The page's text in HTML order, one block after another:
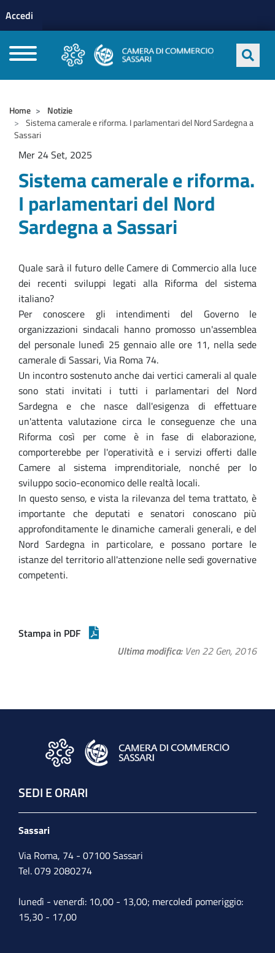
profilo utente
Accedi
Home
Notizie
Sistema camerale e riforma. I parlamentari del Nord Sardegna a
Sassari
Mer 24 Set, 2025
Sistema camerale e riforma.
I parlamentari del Nord
Sardegna a Sassari
Quale sarà il futuro delle Camere di Commercio alla luce
dei recenti sviluppi legati alla Riforma del sistema
italiano?
Per conoscere gli intendimenti del Governo le
organizzazioni sindacali hanno promosso un'assemblea
del personale lunedì 25 gennaio alle ore 11, nella sede
camerale di Sassari, Via Roma 74.
Un incontro sostenuto anche dai vertici camerali al quale
sono stati invitati i tutti i parlamentari del Nord
Sardegna e che nasce dall'esigenza di effettuare
un'attenta valutazione circa le conseguenze che una
Riforma così per come è in fase di elaborazione,
comporterebbe per l'operatività e i servizi offerti dalle
Camere al sistema imprenditoriale, nonché per lo
sviluppo socio-economico delle realtà locali.
In questo senso, e vista la rilevanza del tema trattato, è
importante che deputati e senatori conoscano più
approfonditamente le dinamiche camerali generali, e del
Nord Sardegna in particolare, e possano portare le
istanze del territorio all'attenzione nelle sedi governative
competenti.
Stampa in PDF
Ultima modifica Ven 22 Gen, 2016
SEDI E ORARI
Sassari
Via Roma, 74 - 07100 Sassari
Tel. 079 2080274
lunedì - venerdì: 10,00 - 13,00; mercoledì pomeriggio:
15,30 - 17,00